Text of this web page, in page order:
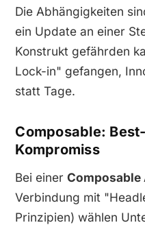
Die Abhängigkeiten
ein Update an einer
Konstrukt gefährden
Lock-in" gefangen,
statt Tage.
Composable:
Kompromiss
Bei einer
Verbindung mit
Prinzipien) wählen